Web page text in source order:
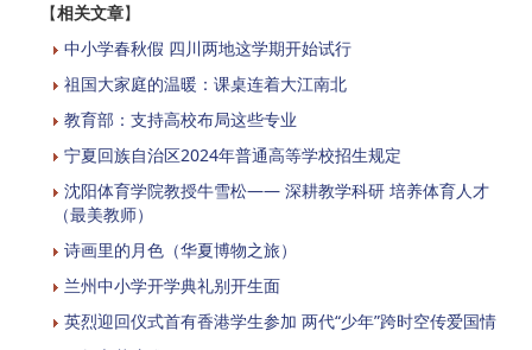
【相关文章】
中小学春秋假 四川两地这学期开始试行
祖国大家庭的温暖：课桌连着大江南北
教育部：支持高校布局这些专业
宁夏回族自治区2024年普通高等学校招生规定
沈阳体育学院教授牛雪松—— 深耕教学科研 培养体育人才
（最美教师）
诗画里的月色（华夏博物之旅）
兰州中小学开学典礼别开生面
英烈迎回仪式首有香港学生参加 两代“少年”跨时空传爱国情